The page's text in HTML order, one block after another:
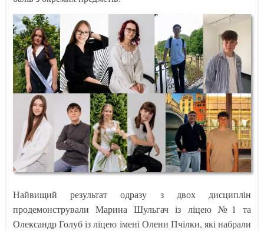
Найвищий результат одразу з двох дисциплін
продемонстрували Марина Шульгач із ліцею №1 та
Олександр Голуб із ліцею імені Олени Пчілки, які набрали